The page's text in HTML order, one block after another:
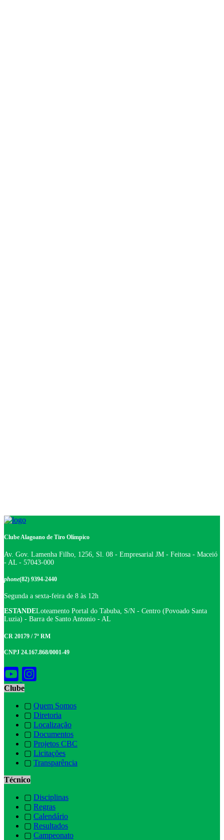
Clube Alagoano de Tiro Olímpico
Av. Gov. Lamenha Filho, 1256, Sl. 08 - Empresarial JM - Feitosa - Maceió
- AL - 57043-000
phone(82) 9394-2440
Segunda a sexta-feira de 8 às 12h
ESTANDELoteamento Portal do Tabuba, S/N - Centro (Povoado Santa
Luzia) - Barra de Santo Antonio - AL
CR 20179 / 7ª RM
CNPJ 24.167.868/0001-49
Clube
▢ Quem Somos
▢ Diretoria
▢ Localização
▢ Documentos
▢ Projetos CBC
▢ Licitações
▢ Transparência
Técnico
▢ Disciplinas
▢ Regras
▢ Calendário
▢ Resultados
▢ Campeonato